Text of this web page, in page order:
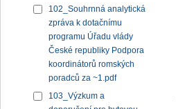
102_Souhrnná analytická
zpráva k dotačnímu
programu Úřadu vlády
České republiky Podpora
koordinátorů romských
poradců za ~1.pdf
103_Výzkum a